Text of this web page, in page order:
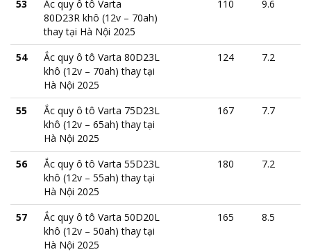
53
Ắc quy ô tô Varta
80D23R khô (12v – 70ah)
thay tại Hà Nội 2025
110 9.6
54
Ắc quy ô tô Varta 80D23L
khô (12v – 70ah) thay tại
Hà Nội 2025
124 7.2
55
Ắc quy ô tô Varta 75D23L
khô (12v – 65ah) thay tại
Hà Nội 2025
167 7.7
56
Ắc quy ô tô Varta 55D23L
khô (12v – 55ah) thay tại
Hà Nội 2025
180 7.2
57
Ắc quy ô tô Varta 50D20L
khô (12v – 50ah) thay tại
Hà Nội 2025
165 8.5